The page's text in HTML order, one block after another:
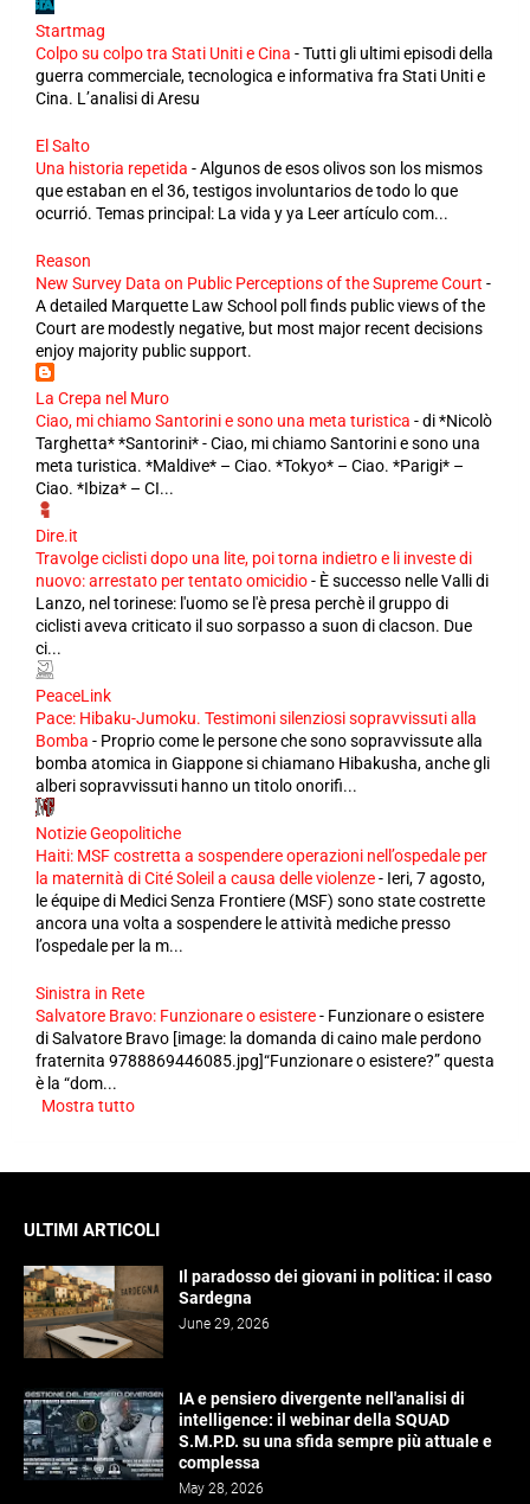
Startmag
Colpo su colpo tra Stati Uniti e Cina -Tutti gli ultimi episodi della
guerra commerciale, tecnologica e informativa fra Stati Uniti e
Cina. L’analisi di Aresu
El Salto
Una historia repetida -Algunos de esos olivos son los mismos
que estaban en el 36, testigos involuntarios de todo lo que
ocurrió. Temas principal: La vida y ya Leer artículo com...
Reason
New Survey Data on Public Perceptions of the Supreme Court -
A detailed Marquette Law School poll finds public views of the
Court are modestly negative, but most major recent decisions
enjoy majority public support.
La Crepa nel Muro
Ciao, mi chiamo Santorini e sono una meta turistica -di *Nicolò
Targhetta* *Santorini* - Ciao, mi chiamo Santorini e sono una
meta turistica. *Maldive* – Ciao. *Tokyo* – Ciao. *Parigi* –
Ciao. *Ibiza* – CI...
Dire.it
Travolge ciclisti dopo una lite, poi torna indietro e li investe di
nuovo: arrestato per tentato omicidio- È successo nelle Valli di
Lanzo, nel torinese: l'uomo se l'è presa perchè il gruppo di
ciclisti aveva criticato il suo sorpasso a suon di clacson. Due
ci...
PeaceLink
Pace: Hibaku-Jumoku. Testimoni silenziosi sopravvissuti alla
Bomba - Proprio come le persone che sono sopravvissute alla
bomba atomica in Giappone si chiamano Hibakusha, anche gli
alberi sopravvissuti hanno un titolo onorifi...
Notizie Geopolitiche
Haiti: MSF costretta a sospendere operazioni nell’ospedale per
la maternità di Cité Soleil a causa delle violenze- Ieri, 7 agosto,
le équipe di Medici Senza Frontiere (MSF) sono state costrette
ancora una volta a sospendere le attività mediche presso
l’ospedale per la m...
Sinistra in Rete
Salvatore Bravo: Funzionare o esistere- Funzionare o esistere
di Salvatore Bravo [image: la domanda di caino male perdono
fraternita 9788869446085.jpg]“Funzionare o esistere?” questa
è la “dom...
Mostra tutto
ULTIMI ARTICOLI
Il paradosso dei giovani in politica: il caso
Sardegna
June 29, 2026
IA e pensiero divergente nell'analisi di
intelligence: il webinar della SQUAD
S.M.P.D. su una sfida sempre più attuale e
complessa
May 28, 2026